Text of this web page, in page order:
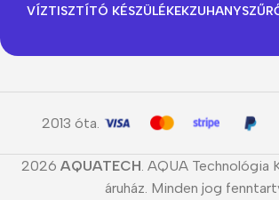
VÍZTISZTÍTÓ KÉSZÜLÉKEK
2013 óta.
2026 AQUATECH. AQUA
áruház. Minden jog